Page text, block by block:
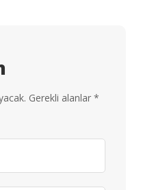
Gerekli alanlar*